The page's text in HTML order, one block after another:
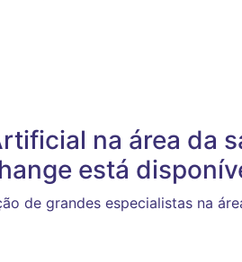
na área da
está
de grandes especialistas na